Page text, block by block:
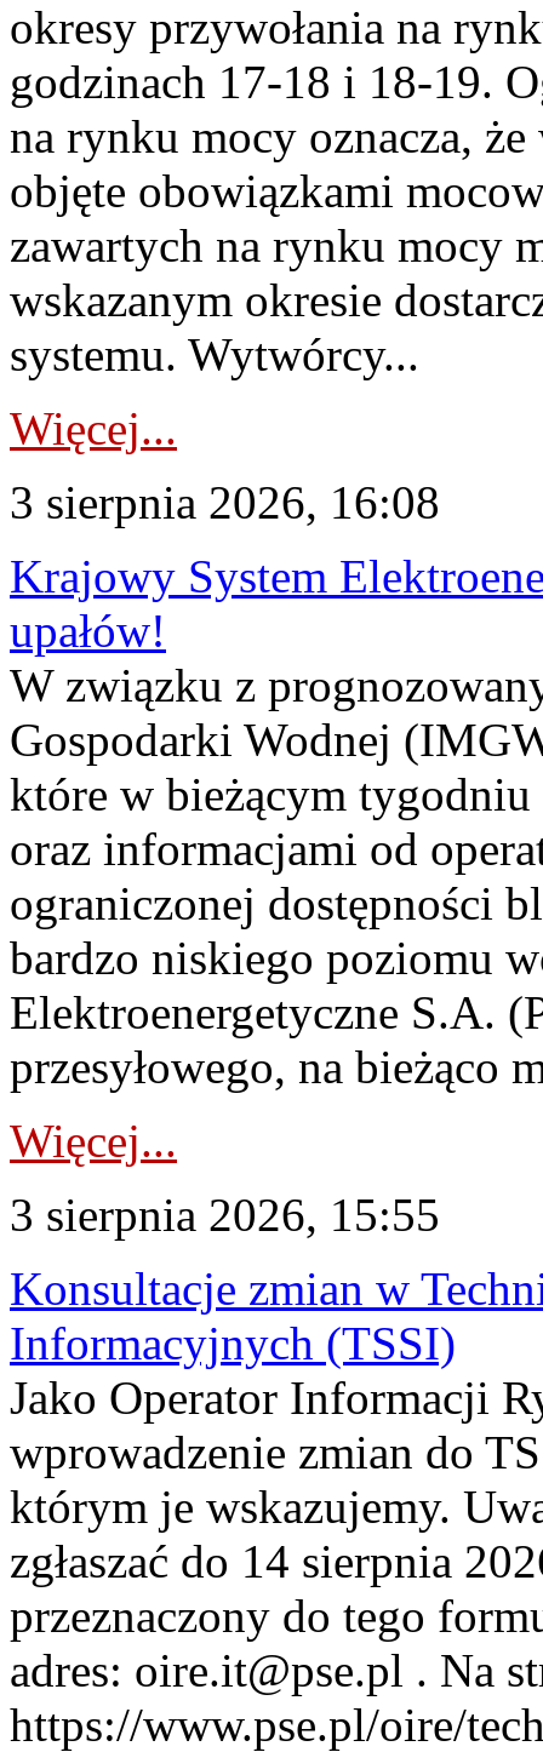
okresy przywołania na
godzinach 17-18 i 18-19.
na rynku mocy oznacza,
objęte obowiązkami
zawartych na rynku mocy
wskazanym okresie
systemu. Wytwórcy...
Więcej...
3 sierpnia 2026, 16:08
Krajowy System
upałów!
W związku z
Gospodarki Wodnej
które w bieżącym tygodniu
oraz informacjami od
ograniczonej dostępności
bardzo niskiego poziomu
Elektroenergetyczne S.A.
przesyłowego, na bieżąco
Więcej...
3 sierpnia 2026, 15:55
Konsultacje zmian w
Informacyjnych (TSSI)
Jako Operator Informacji
wprowadzenie zmian do
którym je wskazujemy.
zgłaszać do 14 sierpnia
przeznaczony do tego
adres: oire.it@pse.pl . Na
https://www.pse.pl/oire/